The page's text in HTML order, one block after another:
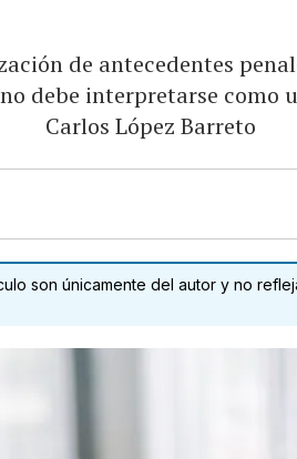
de antecedentes
debe interpretarse como
Carlos López Barreto
son únicamente del autor y no